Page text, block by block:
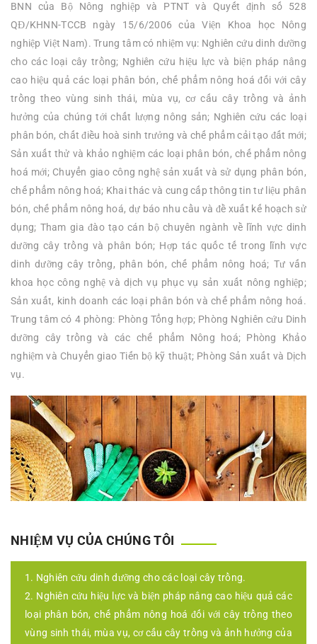
BNN của Bộ Nông nghiệp và PTNT và Quyết định số 528
QĐ/KHNN-TCCB ngày 15/6/2006 của Viện Khoa học Nông
nghiệp Việt Nam). Trung tâm có nhiệm vụ: Nghiên cứu dinh dưỡng
cho các loại cây trồng; Nghiên cứu hiệu lực và biện pháp nâng
cao hiệu quả các loại phân bón, chế phẩm nông hoá đối với cây
trồng theo vùng sinh thái, mùa vụ, cơ cấu cây trồng và ảnh
hưởng của chúng tới chất lượng nông sản; Nghiên cứu các loại
phân bón, chất điều hoà sinh trưởng và chế phẩm cải tạo đất mới;
Sản xuất thử và khảo nghiệm các loại phân bón, chế phẩm nông
hoá mới; Chuyển giao công nghệ sản xuất và sử dụng phân bón,
chế phẩm nông hoá; Khai thác và cung cấp thông tin tư liệu phân
bón, chế phẩm nông hoá, dự báo nhu cầu và đề xuất kế hoạch sử
dụng; Tham gia đào tạo cán bộ chuyên ngành về lĩnh vực dinh
dưỡng cây trồng và phân bón; Hợp tác quốc tế trong lĩnh vực
dinh dưỡng cây trồng, phân bón, chế phẩm nông hoá; Tư vấn
khoa học công nghệ và dịch vụ phục vụ sản xuất nông nghiệp;
Sản xuất, kinh doanh các loại phân bón và chế phẩm nông hoá.
Trung tâm có 4 phòng: Phòng Tổng hợp; Phòng Nghiên cứu Dinh
dưỡng cây trồng và các chế phẩm Nông hoá; Phòng Khảo
nghiệm và Chuyển giao Tiến bộ kỹ thuật; Phòng Sản xuất và Dịch
vụ.
NHIỆM VỤ CỦA CHÚNG TÔI
1. Nghiên cứu dinh dưỡng cho các loại cây trồng.
2. Nghiên cứu hiệu lực và biện pháp nâng cao hiệu quả các
loại phân bón, chế phẩm nông hoá đối với cây trồng theo
vùng sinh thái, mùa vụ, cơ cấu cây trồng và ảnh hưởng của